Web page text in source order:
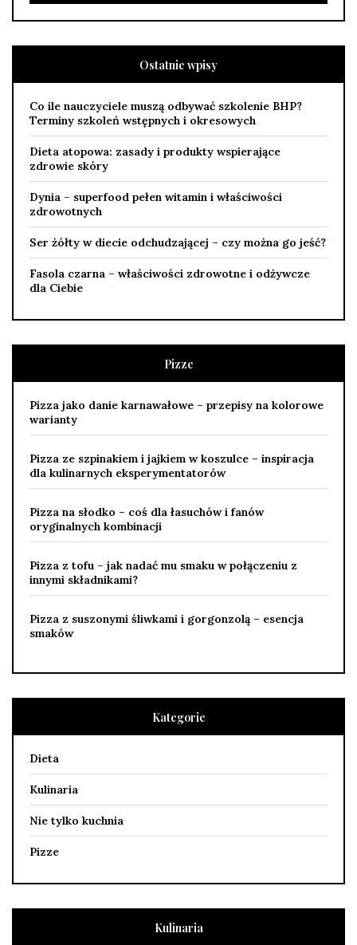
Ostatnie wpisy
Co ile nauczyciele muszą odbywać szkolenie BHP?
Terminy szkoleń wstępnych i okresowych
Dieta atopowa: zasady i produkty wspierające
zdrowie skóry
Dynia – superfood pełen witamin i właściwości
zdrowotnych
Ser żółty w diecie odchudzającej – czy można go jeść?
Fasola czarna – właściwości zdrowotne i odżywcze
dla Ciebie
Pizze
Pizza jako danie karnawałowe – przepisy na kolorowe
warianty
Pizza ze szpinakiem i jajkiem w koszulce – inspiracja
dla kulinarnych eksperymentatorów
Pizza na słodko – coś dla łasuchów i fanów
oryginalnych kombinacji
Pizza z tofu – jak nadać mu smaku w połączeniu z
innymi składnikami?
Pizza z suszonymi śliwkami i gorgonzolą – esencja
smaków
Kategorie
Dieta
Kulinaria
Nie tylko kuchnia
Pizze
Kulinaria